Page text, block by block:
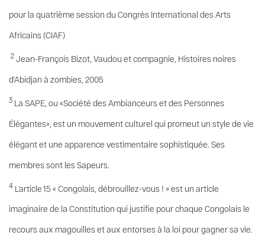
pour la quatrième session du Congrès International des Arts
Africains (CIAF)
2 Jean-François Bizot, Vaudou et compagnie, Histoires noires
d’Abidjan à zombies, 2005
3 La SAPE, ou «Société des Ambianceurs et des Personnes
Élégantes», est un mouvement culturel qui promeut un style de vie
élégant et une apparence vestimentaire sophistiquée. Ses
membres sont les Sapeurs.
4 L’article 15 « Congolais, débrouillez-vous ! » est un article
imaginaire de la Constitution qui justifie pour chaque Congolais le
recours aux magouilles et aux entorses à la loi pour gagner sa vie.